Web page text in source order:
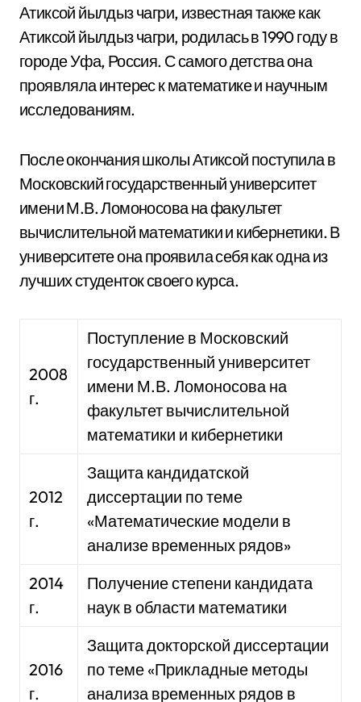
Атиксой йылдыз чагри, известная также как
Атиксой йылдыз чагри, родилась в 1990 году в
городе Уфа, Россия. С самого детства она
проявляла интерес к математике и научным
исследованиям.
После окончания школы Атиксой поступила в
Московский государственный университет
имени М.В. Ломоносова на факультет
вычислительной математики и кибернетики. В
университете она проявила себя как одна из
лучших студенток своего курса.
2008
г.
Поступление в Московский
государственный университет
имени М.В. Ломоносова на
факультет вычислительной
математики и кибернетики
2012
г.
Защита кандидатской
диссертации по теме
«Математические модели в
анализе временных рядов»
2014
г.
Получение степени кандидата
наук в области математики
2016
г.
Защита докторской диссертации
по теме «Прикладные методы
анализа временных рядов в